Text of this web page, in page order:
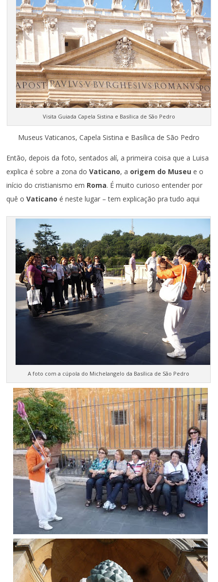
Visita Guiada Capela Sistina e Basílica de São Pedro
Museus Vaticanos, Capela Sistina e Basílica de São Pedro
Então, depois da foto, sentados alí, a primeira coisa que a Luisa
explica é sobre a zona doVaticano, a origem do Museu e o
início do cristianismo em Roma. É muito curioso entender por
quê oVaticanoé neste lugar – tem explicação pra tudo aqui
A foto com a cúpola do Michelangelo da Basílica de São Pedro